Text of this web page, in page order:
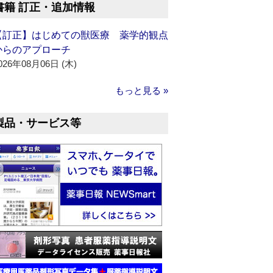
籍 訂正・追加情報
訂正】はじめての獣医療 薬学的観点
らのアプローチ
年08月06日 (木)
もっと見る »
品・サービス等